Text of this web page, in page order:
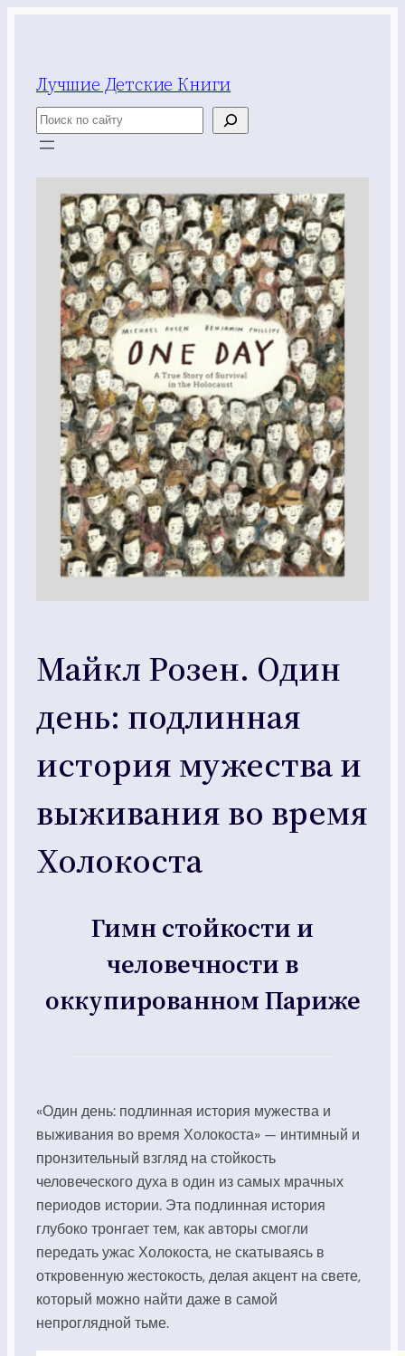
Лучшие Детские Книги
Поиск
Майкл Розен. Один
день: подлинная
история мужества и
выживания во время
Холокоста
Гимн стойкости и
человечности в
оккупированном Париже
«Один день: подлинная история мужества и
выживания во время Холокоста» — интимный и
пронзительный взгляд на стойкость
человеческого духа в один из самых мрачных
периодов истории. Эта подлинная история
глубоко тронгает тем, как авторы смогли
передать ужас Холокоста, не скатываясь в
откровенную жестокость, делая акцент на свете,
который можно найти даже в самой
непроглядной тьме.